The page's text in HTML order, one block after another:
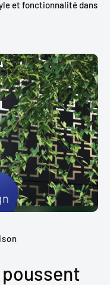
et fonctionnalité dans